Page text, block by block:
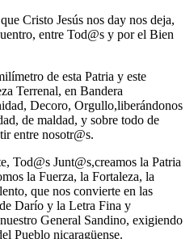
Cristo Jesús nos day nos deja,
entre Tod@s y por el Bien
de esta Patria y este
Terrenal, en Bandera
Decoro, Orgullo,liberándonos
de maldad, y sobre todo de
entre nosotr@s.
Tod@s Junt@s,creamos la Patria
la Fuerza, la Fortaleza, la
que nos convierte en las
Darío y la Letra Fina y
General Sandino, exigiendo
Pueblo nicaragüense.